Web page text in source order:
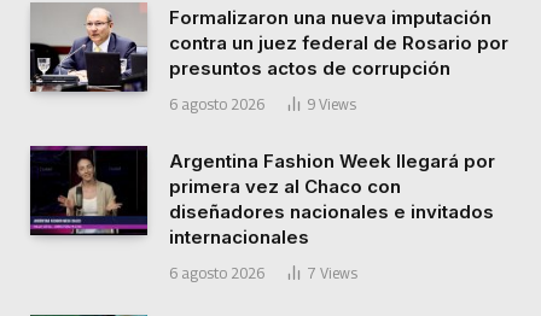
Formalizaron una nueva imputación
contra un juez federal de Rosario por
presuntos actos de corrupción
6 agosto 2026 9 Views
Argentina Fashion Week llegará por
primera vez al Chaco con
diseñadores nacionales e invitados
internacionales
6 agosto 2026 7 Views